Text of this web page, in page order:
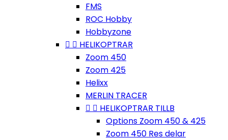
FMS
ROC Hobby
Hobbyzone
  HELIKOPTRAR
Zoom 450
Zoom 425
Helixx
MERLIN TRACER
  HELIKOPTRAR TILLB
Options Zoom 450 & 425
Zoom 450 Res delar